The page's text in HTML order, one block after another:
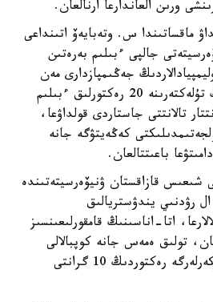
ورىن العاندارعا ارنالعان.
ماقساتىندا س. وتەبايەۆ اتىنداعى
جالپى ءبىلىم بەرەتىن
جەڭىمپازدارى مەن
«زەردەلى» مەكتەپتەرىنىڭ تۇلەكتەرىنە 20 رەكتورلىق ءبىلىم
تالانتتى جاستاردى قولداۋعا،
كەڭەيتۋگە جانە
باعىتتالعان.
شىعىس قازاقستان ۋنيۆەرسيتەتىندە
ال رۋدنىي يندۋستريالىق
اتا-اناسىنىڭ قامقورلىعىنسىز
تولىق ەمەس جانە كوپبالالى
وتباسىلاردان شىققان تالاپكەرلەرگە رەكتوردىڭ 10 گرانتى